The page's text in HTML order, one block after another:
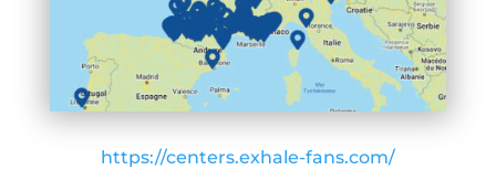
https://centers.exhale-fans.com/